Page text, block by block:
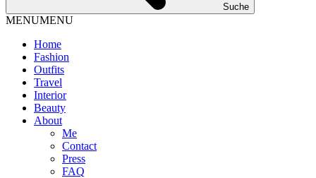
Suche
MENUMENU
Home
Fashion
Outfits
Travel
Interior
Beauty
About
Me
Contact
Press
FAQ